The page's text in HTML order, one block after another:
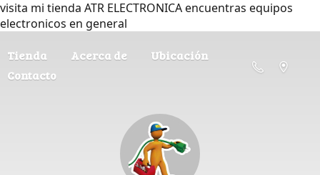
visita mi tienda ATR ELECTRONICA encuentras equipos
electronicos en general
Tienda Acerca de
Ubicación
Contacto